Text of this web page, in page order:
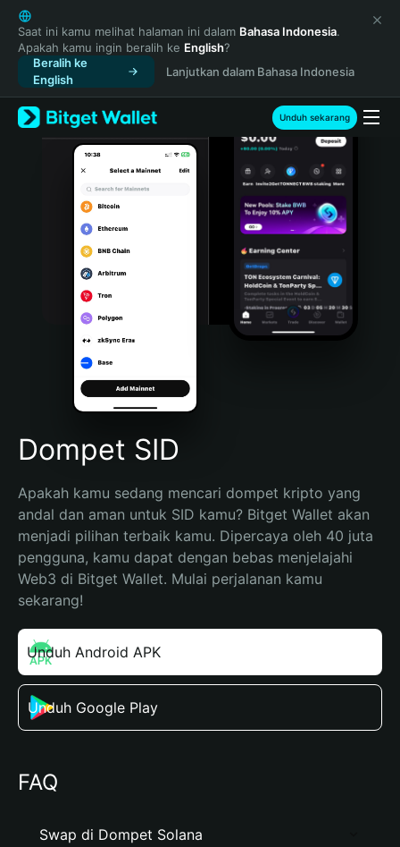
English
日本語
Tiếng Việt
Русский
Español (Latinoamérica)
Türkçe
Italiano
Português (Portugal)
Bahasa Indonesia
Português (Brasil)
Español (Argentina)
Saat ini kamu melihat halaman ini dalam Bahasa Indonesia.
Apakah kamu ingin beralih ke English?
Beralih ke
English
Lanjutkan dalam Bahasa Indonesia
Unduh sekarang
Dompet SID
Apakah kamu sedang mencari dompet kripto yang
andal dan aman untuk SID kamu? Bitget Wallet akan
menjadi pilihan terbaik kamu. Dipercaya oleh 40 juta
pengguna, kamu dapat dengan bebas menjelajahi
Web3 di Bitget Wallet. Mulai perjalanan kamu
sekarang!
Unduh Android APK
Unduh Google Play
FAQ
Swap di Dompet Solana